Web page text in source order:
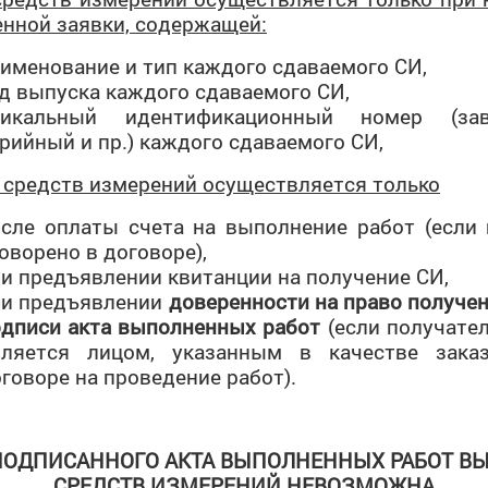
заявки, содержащей:
и тип каждого сдаваемого СИ,
выпуска каждого сдаваемого СИ,
идентификационный номер
и пр.) каждого сдаваемого СИ,
измерений осуществляется только
оплаты счета на выполнение работ (если
в договоре),
предъявлении квитанции на получение СИ,
предъявлении доверенности на право
акта выполненных работ (если
лицом, указанным в качестве
на проведение работ).
АКТА ВЫПОЛНЕННЫХ РАБОТ
по 8 ноября 2025 г. во всех субъектах Российской
просветительская акция «Большой
тест, 30 вопросов, 45 минут.
сумма баллов за выполнение всех заданий – 100.
этнографический диктант стал важной традицией,
пределами в стремлении лучше понять и ценить
Диктант помогает нам осознать, насколько глубоки и
подвести итоги, но и стимул двигаться дальше в
агентства по делам национальностей.